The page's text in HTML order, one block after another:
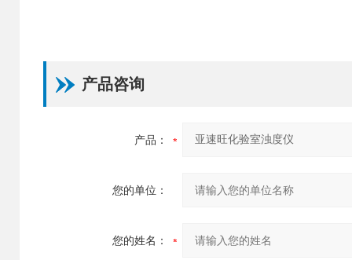
产品咨询
产品：
您的单位：
您的姓名：